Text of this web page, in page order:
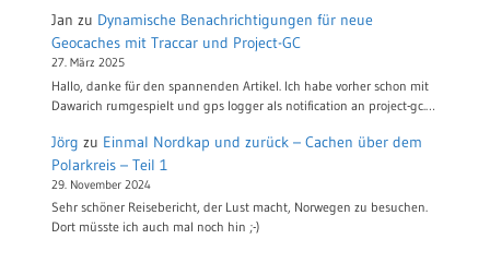
Jan zu Dynamische Benachrichtigungen für neue
Geocaches mit Traccar und Project-GC
27. März 2025
Hallo, danke für den spannenden Artikel. Ich habe vorher schon mit
Dawarich rumgespielt und gps logger als notification an project-gc.…
Jörg zu Einmal Nordkap und zurück – Cachen über dem
Polarkreis – Teil 1
29. November 2024
Sehr schöner Reisebericht, der Lust macht, Norwegen zu besuchen.
Dort müsste ich auch mal noch hin ;-)